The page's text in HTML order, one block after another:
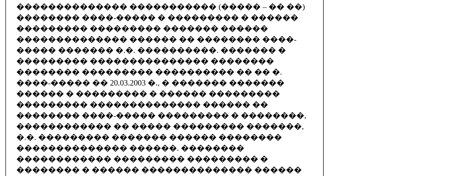
�������������� ����������� (����� – �� ��)
�������� ����-����� � ��������� � ������
��������� ��������� ������� ������
�������������� ������ �� �������� ����-
����� ������� �.�. ����������. ������� �
��������� ��������������� ��������
�������� ��������� ���������� �� �� �.
����-����� �� 20.03.2003 �., � ������� �������
������ � ��������� � ������ ���������
��������� �������������� ������ ��
�������� ����-����� ��������� � ��������,
������������ �� ����� ��������� �������,
�.�. ��������� ������� ������ ��������
�������������� ������. ��������
������������ ��������� ��������� �
�������� � ������ �������������� ������